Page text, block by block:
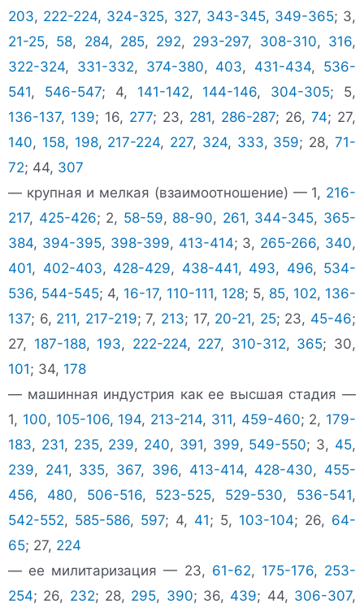
203, 222-224, 324-325, 327, 343-345, 349-365; 3,
21-25, 58, 284, 285, 292, 293-297, 308-310, 316,
322-324, 331-332, 374-380, 403, 431-434, 536-
541, 546-547; 4, 141-142, 144-146, 304-305; 5,
136-137, 139; 16, 277; 23, 281, 286-287; 26, 74; 27,
140, 158, 198, 217-224, 227, 324, 333, 359; 28,71-
72; 44, 307
— крупная и мелкая (взаимоотношение) — 1, 216-
217, 425-426; 2, 58-59, 88-90, 261, 344-345, 365-
384, 394-395, 398-399, 413-414; 3, 265-266, 340,
401, 402-403, 428-429, 438-441, 493, 496, 534-
536, 544-545; 4, 16-17, 110-111, 128; 5, 85, 102, 136-
137; 6, 211, 217-219; 7, 213; 17, 20-21, 25; 23, 45-46;
27, 187-188, 193, 222-224, 227, 310-312, 365; 30,
101; 34, 178
— машинная индустрия как ее высшая стадия —
1, 100, 105-106, 194, 213-214, 311, 459-460; 2, 179-
183, 231, 235, 239, 240, 391, 399, 549-550; 3, 45,
239, 241, 335, 367, 396, 413-414, 428-430, 455-
456, 480, 506-516, 523-525, 529-530, 536-541,
542-552, 585-586, 597; 4, 41; 5, 103-104; 26, 64-
65; 27, 224
— ее милитаризация — 23, 61-62, 175-176, 253-
254; 26, 232; 28, 295, 390; 36, 439; 44, 306-307,